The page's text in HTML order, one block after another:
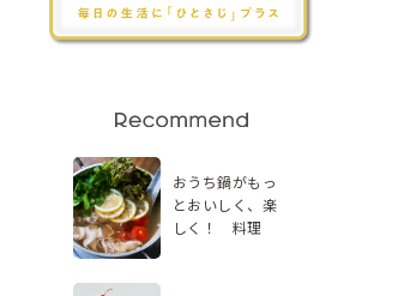
おうち鍋がもっ
とおいしく、楽
しく！ 料理